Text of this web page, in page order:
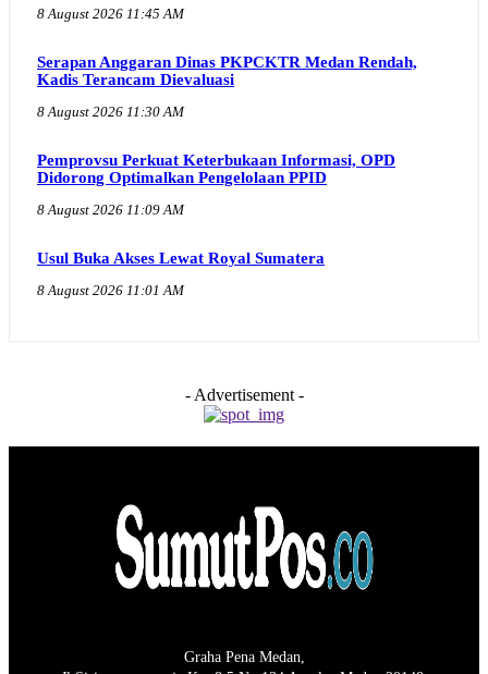
8 August 2026 11:45 AM
Serapan Anggaran Dinas PKPCKTR Medan Rendah,
Kadis Terancam Dievaluasi
8 August 2026 11:30 AM
Pemprovsu Perkuat Keterbukaan Informasi, OPD
Didorong Optimalkan Pengelolaan PPID
8 August 2026 11:09 AM
Usul Buka Akses Lewat Royal Sumatera
8 August 2026 11:01 AM
- Advertisement -
Graha Pena Medan,